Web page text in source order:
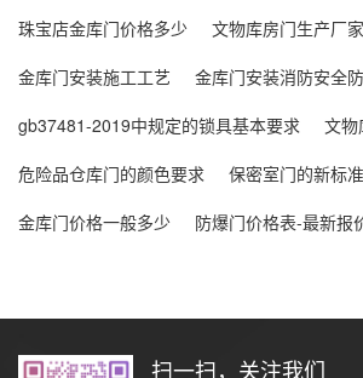
珠宝店金库门价格多少
文物库房门生产厂家
金库门安装施工工艺
金库门安装消防安全
gb37481-2019中规定的锁具基本要求
文物
危险品仓库门的颜色要求
保密室门的新标
金库门价格一般多少
防爆门价格表-最新报
扫一扫，关注我们